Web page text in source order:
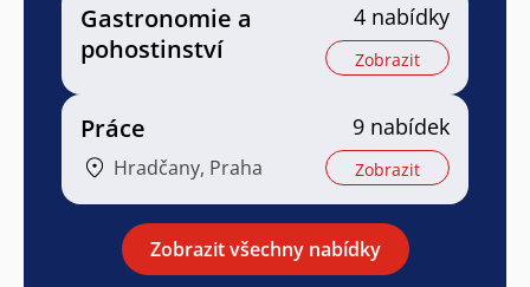
Gastronomie a
pohostinství
4 nabídky
Zobrazit
Práce
Hradčany, Praha
9 nabídek
Zobrazit
Zobrazit všechny nabídky